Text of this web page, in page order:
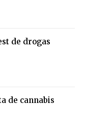
de drogas
de cannabis